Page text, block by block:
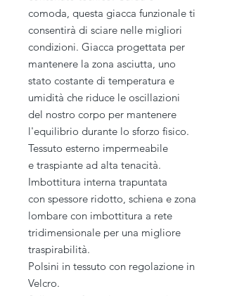
comoda, questa giacca funzionale ti
consentirà di sciare nelle migliori
condizioni. Giacca progettata per
mantenere la zona asciutta, uno
stato costante di temperatura e
umidità che riduce le oscillazioni
del nostro corpo per mantenere
l'equilibrio durante lo sforzo fisico.
Tessuto esterno impermeabile
e traspiante ad alta tenacità.
Imbottitura interna trapuntata
con spessore ridotto, schiena e zona
lombare con imbottitura a rete
tridimensionale per una migliore
traspirabilità.
Polsini in tessuto con regolazione in
Velcro.